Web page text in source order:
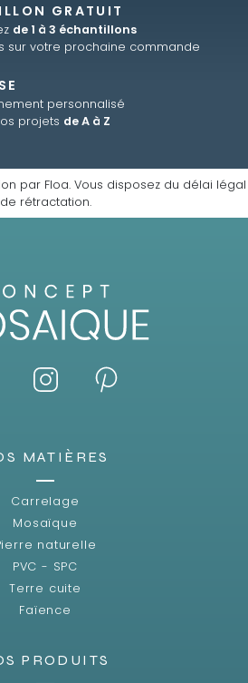
GRATUIT
de 1 à 3 échantillons
sur votre prochaine commande
personnalisé
projets de A à Z
par Floa. Vous disposez du délai légal
de rétractation.
MATIÈRES
Carrelage
Mosaïque
naturelle
PVC - SPC
Terre cuite
Faïence
PRODUITS